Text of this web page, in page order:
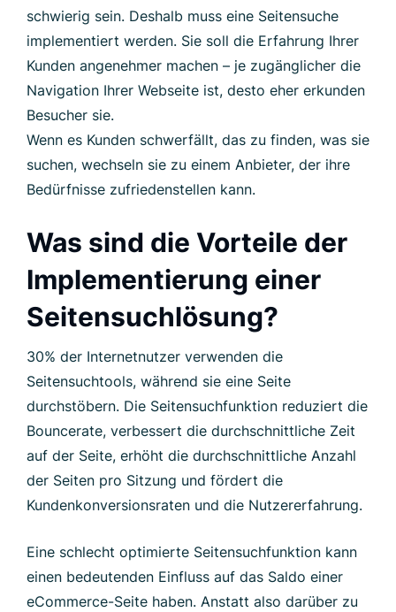
schwierig sein. Deshalb muss eine Seitensuche
implementiert werden. Sie soll die Erfahrung Ihrer
Kunden angenehmer machen – je zugänglicher die
Navigation Ihrer Webseite ist, desto eher erkunden
Besucher sie.
Wenn es Kunden schwerfällt, das zu finden, was sie
suchen, wechseln sie zu einem Anbieter, der ihre
Bedürfnisse zufriedenstellen kann.
Was sind die Vorteile der
Implementierung einer
Seitensuchlösung?
30% der Internetnutzer verwenden die
Seitensuchtools, während sie eine Seite
durchstöbern. Die Seitensuchfunktion reduziert die
Bouncerate, verbessert die durchschnittliche Zeit
auf der Seite, erhöht die durchschnittliche Anzahl
der Seiten pro Sitzung und fördert die
Kundenkonversionsraten und die Nutzererfahrung.
Eine schlecht optimierte Seitensuchfunktion kann
einen bedeutenden Einfluss auf das Saldo einer
eCommerce-Seite haben. Anstatt also darüber zu